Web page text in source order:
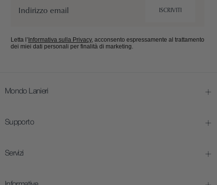
ISCRIVITI
Letta l’Informativa sulla Privacy, acconsento espressamente al trattamento
dei miei dati personali per finalità di marketing.
Mondo Lanieri
Supporto
Servizi